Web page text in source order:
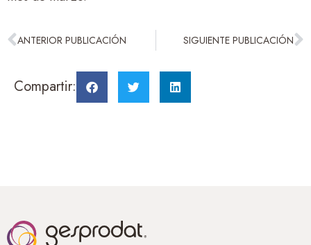
ANTERIOR PUBLICACIÓN SIGUIENTE PUBLICACIÓN
Compartir: